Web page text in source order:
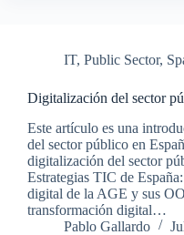
IT, Public Sector,
Digitalización del sector
Este artículo es una
del sector público en
digitalización del sector
Estrategias TIC de
digital de la AGE y sus
transformación digital…
Pablo Gallardo